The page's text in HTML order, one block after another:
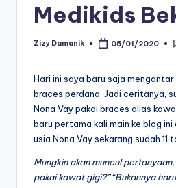
Medikids
Posted
Zizy Damanik 05/01/2020
Hari ini saya baru saja mengantar
braces perdana. Jadi ceritanya,
Nona Vay pakai braces alias
baru pertama kali main ke blog ini
usia Nona Vay sekarang sudah 11
Mungkin akan muncul pertanyaan,
pakai kawat gigi?” “Bukannya